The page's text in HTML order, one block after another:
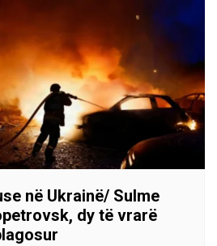
në Ukrainë/ Sulme
dy të vrarë